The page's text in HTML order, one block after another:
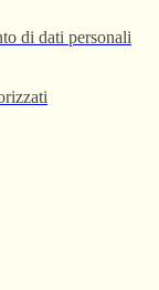
di dati personali